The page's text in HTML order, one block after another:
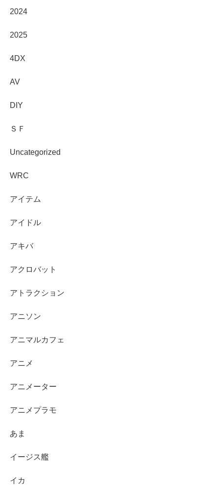
2024
2025
4DX
AV
DIY
ＳＦ
Uncategorized
WRC
アイテム
アイドル
アキバ
アクロバット
アトラクション
アニソン
アニマルカフェ
アニメ
アニメーター
アニメプラモ
あま
イージス艦
イカ